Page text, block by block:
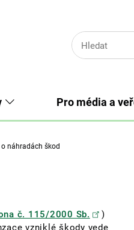
Pro média a
náhradách škod
č. 115/2000 Sb.
)
vzniklé škody vede